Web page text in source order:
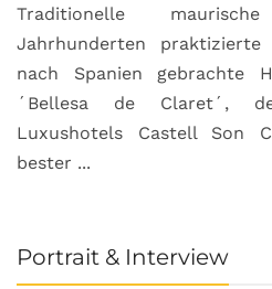
Traditionelle
Jahrhunderten
nach Spanien gebrachte
´Bellesa de Claret´,
Luxushotels Castell Son
bester ...
Portrait & Interview